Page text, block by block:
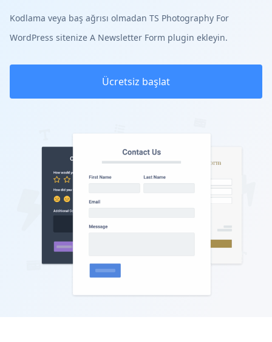
Kodlama veya baş ağrısı olmadan TS Photography For
WordPress sitenize A Newsletter Form plugin ekleyin.
Ücretsiz başlat